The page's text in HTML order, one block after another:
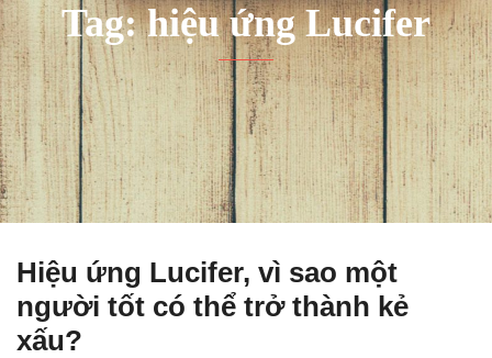
Tag: hiệu ứng Lucifer
Hiệu ứng Lucifer, vì sao một
người tốt có thể trở thành kẻ
xấu?